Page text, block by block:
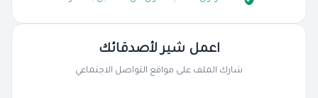
اعمل شير لأصدقائك
شارك الملف على مواقع التواصل الاجتماعي